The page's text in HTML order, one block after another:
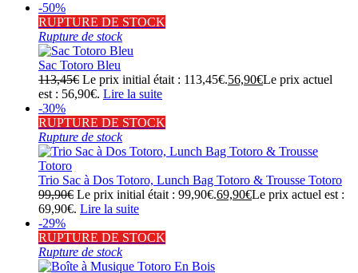
-50%
RUPTURE DE STOCK
Rupture de stock
Sac Totoro Bleu
113,45€ Le prix initial était : 113,45€.56,90€Le prix actuel
est : 56,90€. Lire la suite
-30%
RUPTURE DE STOCK
Rupture de stock
Trio Sac à Dos Totoro, Lunch Bag Totoro & Trousse Totoro
99,90€ Le prix initial était : 99,90€.69,90€Le prix actuel est :
69,90€. Lire la suite
-29%
RUPTURE DE STOCK
Rupture de stock